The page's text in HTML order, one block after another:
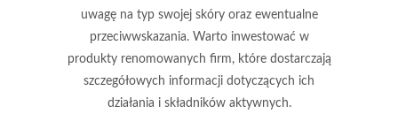
uwagę na typ swojej skóry oraz ewentualne
przeciwwskazania.Warto inwestować w
produkty renomowanych firm, które dostarczają
szczegółowych informacji dotyczących ich
działania i składników aktywnych.